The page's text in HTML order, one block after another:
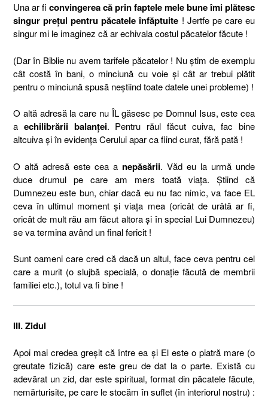
Una ar fi convingerea că prin faptele mele bune îmi plătesc
singur preţul pentru păcatele înfăptuite ! Jertfe pe care eu
singur mi le imaginez că ar echivala costul păcatelor făcute !
(Dar în Biblie nu avem tarifele păcatelor ! Nu ştim de exemplu
cât costă în bani, o minciună cu voie şi cât ar trebui plătit
pentru o minciună spusă neştiind toate datele unei probleme) !
O altă adresă la care nu ÎL găsesc pe Domnul Isus, este cea
a echilibrării balanţei. Pentru răul făcut cuiva, fac bine
altcuiva şi în evidenţa Cerului apar ca fiind curat, fără pată !
O altă adresă este cea a nepăsării. Văd eu la urmă unde
duce drumul pe care am mers toată viaţa. Ştiind că
Dumnezeu este bun, chiar dacă eu nu fac nimic, va face EL
ceva în ultimul moment şi viaţa mea (oricât de urâtă ar fi,
oricât de mult rău am făcut altora şi în special Lui Dumnezeu)
se va termina având un final fericit !
Sunt oameni care cred că dacă un altul, face ceva pentru cel
care a murit (o slujbă specială, o donaţie făcută de membrii
familiei etc.), totul va fi bine !
III. Zidul
Apoi mai credea greşit că între ea şi El este o piatră mare (o
greutate fizică) care este greu de dat la o parte. Există cu
adevărat un zid, dar este spiritual, format din păcatele făcute,
nemărturisite, pe care le stocăm în suflet (în interiorul nostru) :